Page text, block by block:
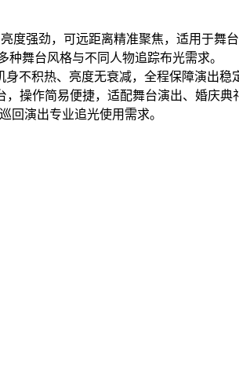
度强劲，可远距离精准聚焦，适用于舞
舞台风格与不同人物追踪布光需求。
不积热、亮度无衰减，全程保障演出稳
操作简易便捷，适配舞台演出、婚庆典
回演出专业追光使用需求。